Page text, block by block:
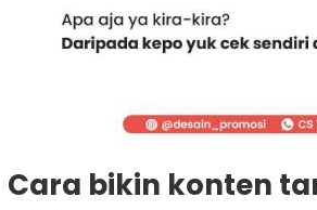
Cara bikin konten